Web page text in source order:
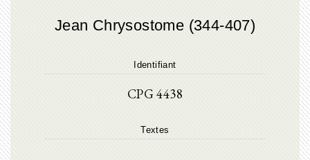
Jean Chrysostome (344-407)
Identifiant
CPG 4438
Textes